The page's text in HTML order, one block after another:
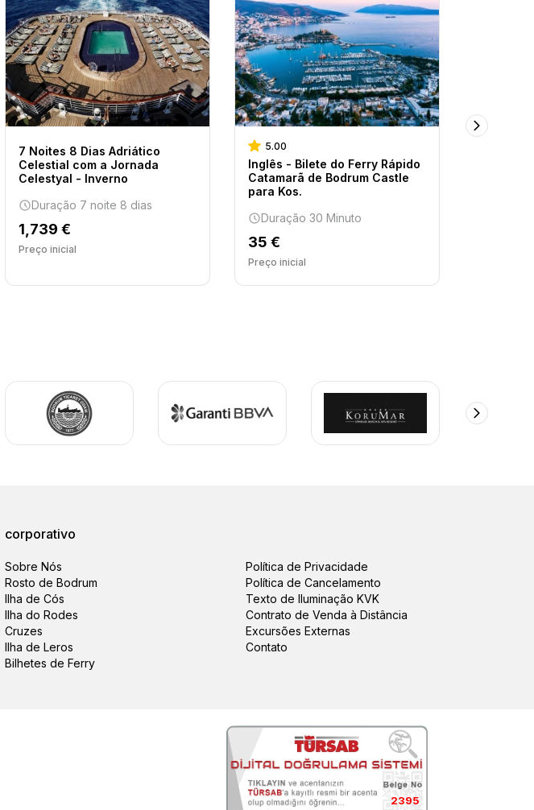
7 Noites 8 Dias Adriático
Celestial com a Jornada
Celestyal - Inverno
Duração 7 noite 8 dias
1,739 €
Preço inicial
5.00
Inglês - Bilete do Ferry Rápido
Catamarã de Bodrum Castle
para Kos.
Duração 30 Minuto
35 €
Preço inicial
corporativo
Sobre Nós
Política de Privacidade
Rosto de Bodrum
Política de Cancelamento
Ilha de Cós
Texto de Iluminação KVK
Ilha do Rodes
Contrato de Venda à Distância
Cruzes
Excursões Externas
Ilha de Leros
Contato
Bilhetes de Ferry
2395